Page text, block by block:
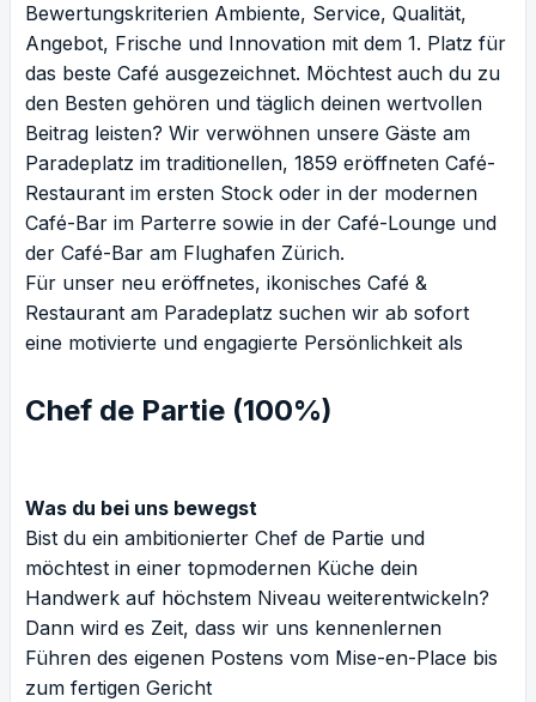
Bewertungskriterien Ambiente, Service, Qualität,
Angebot, Frische und Innovation mit dem 1. Platz für
das beste Café ausgezeichnet. Möchtest auch du zu
den Besten gehören und täglich deinen wertvollen
Beitrag leisten? Wir verwöhnen unsere Gäste am
Paradeplatz im traditionellen, 1859 eröffneten Café-
Restaurant im ersten Stock oder in der modernen
Café-Bar im Parterre sowie in der Café-Lounge und
der Café-Bar am Flughafen Zürich.
Für unser neu eröffnetes, ikonisches Café &
Restaurant am Paradeplatz suchen wir ab sofort
eine motivierte und engagierte Persönlichkeit als
Chef de Partie (100%)
Was du bei uns bewegst
Bist du ein ambitionierter Chef de Partie und
möchtest in einer topmodernen Küche dein
Handwerk auf höchstem Niveau weiterentwickeln?
Dann wird es Zeit, dass wir uns kennenlernen
Führen des eigenen Postens vom Mise-en-Place bis
zum fertigen Gericht